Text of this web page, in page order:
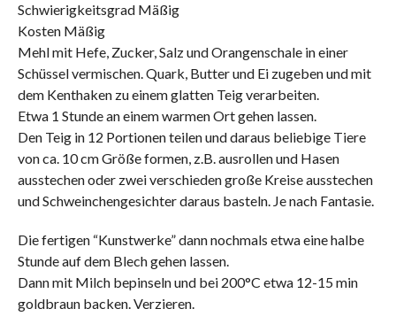
Schwierigkeitsgrad Mäßig
Kosten Mäßig
Mehl mit Hefe, Zucker, Salz und Orangenschale in einer
Schüssel vermischen. Quark, Butter und Ei zugeben und mit
dem Kenthaken zu einem glatten Teig verarbeiten.
Etwa 1 Stunde an einem warmen Ort gehen lassen.
Den Teig in 12 Portionen teilen und daraus beliebige Tiere
von ca. 10 cm Größe formen, z.B. ausrollen und Hasen
ausstechen oder zwei verschieden große Kreise ausstechen
und Schweinchengesichter daraus basteln. Je nach Fantasie.
Die fertigen “Kunstwerke” dann nochmals etwa eine halbe
Stunde auf dem Blech gehen lassen.
Dann mit Milch bepinseln und bei 200°C etwa 12-15 min
goldbraun backen. Verzieren.